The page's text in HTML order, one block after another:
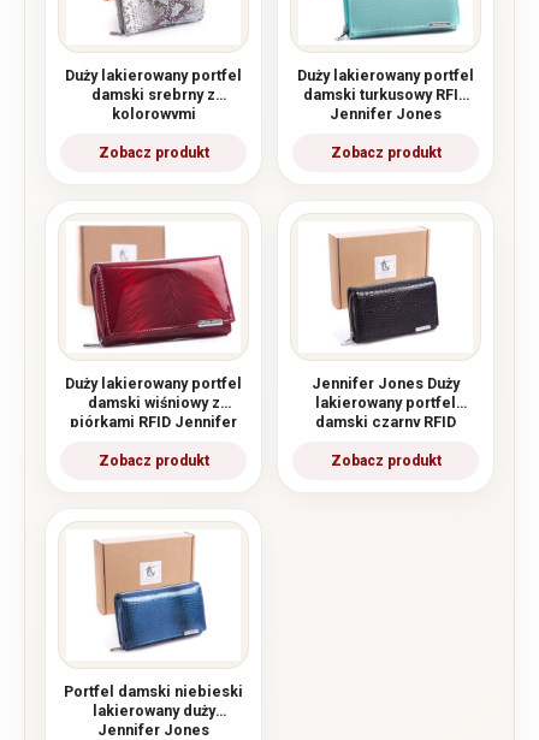
Duży lakierowany portfel
damski srebrny z
kolorowymi
Jones
Duży lakierowany portfel
damski turkusowy RFID
Jennifer Jones
Duży lakierowany portfel
damski wiśniowy z
piórkami RFID Jennifer
Jennifer Jones Duży
lakierowany portfel
damski czarny RFID
Portfel damski niebieski
lakierowany duży
Jennifer Jones